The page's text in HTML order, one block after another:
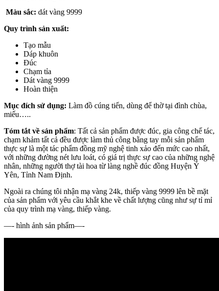
Màu sắc: dát vàng 9999
Quy trình sản xuất:
Tạo mẫu
Dáp khuôn
Đúc
Chạm tỉa
Dát vàng 9999
Hoàn thiện
Mục đích sử dụng: Làm đồ cúng tiến, dùng để thờ tại đình chùa,
miếu…..
Tóm tắt về sản phẩm: Tất cả sản phẩm được đúc, gia công chế tác,
chạm khảm tất cả đều được làm thủ công bằng tay mỗi sản phẩm
thực sự là một tác phẩm đồng mỹ nghệ tinh xảo đến mức cao nhất,
với những đường nét lưu loát, có giá trị thực sự cao của những nghệ
nhân, những người thợ tài hoa từ làng nghề đúc đồng Huyện Ý
Yên, Tỉnh Nam Định.
Ngoài ra chúng tôi nhận mạ vàng 24k, thiếp vàng 9999 lên bề mặt
của sản phẩm với yêu cầu khắt khe về chất lượng cũng như sự tỉ mỉ
của quy trình mạ vàng, thiếp vàng.
—- hình ảnh sản phẩm—-